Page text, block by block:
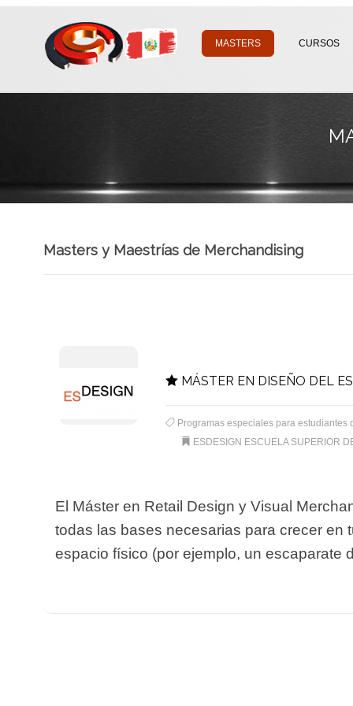
MASTERS CURSOS
Masters y Maestrías de Merchandising
MÁSTER EN DISEÑO DEL
Programas especiales para estudiantes
ESDESIGN ESCUELA SUPERIOR
El Máster en Retail Design y Visual
todas las bases necesarias para crecer en
espacio físico (por ejemplo, un escaparate